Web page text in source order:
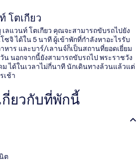
โตเกียว
ลแวนท์ โตเกียว คุณจะสามารถขับรถไปยัง
ซจิ ได้ใน 5 นาที ผู้เข้าพักที่กำลังหาอะไรรับ
หาร และบาร์/เลานจ์ก็เป็นสถานที่ยอดเยี่ยม
น นอกจากนี้ยังสามารถขับรถไป พระราชวัง
ม ได้ในเวลาไม่กี่นาที นักเดินทางล้วนแล้วแต่
เช้า
กี่ยวกับที่พักนี้
ต